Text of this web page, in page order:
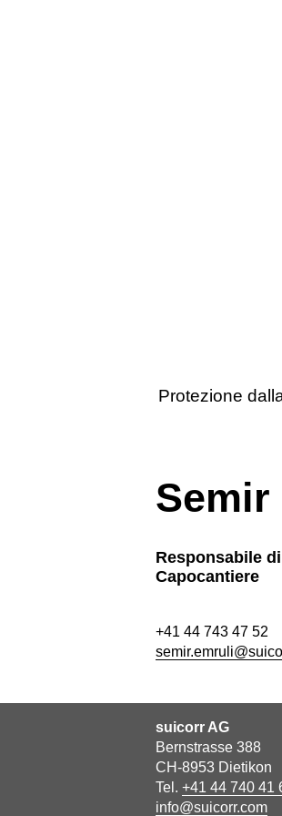
Protezione
Responsabile
Capocantiere
+41 44 743 47 52
suicorr AG
Bernstrasse 388
CH-8953 Dietikon
Tel. +41 44 740 41
info@suicorr.com